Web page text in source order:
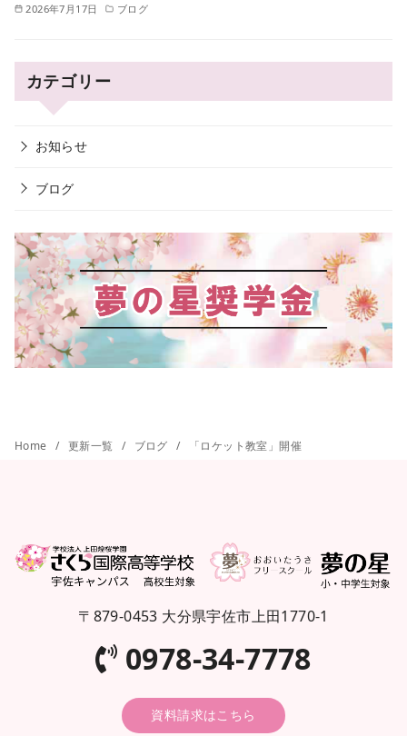
2026年7月17日 ブログ
カテゴリー
お知らせ
ブログ
Home 更新一覧 ブログ 「ロケット教室」開催
〒879-0453 大分県宇佐市上田1770-1
0978-34-7778
資料請求はこちら